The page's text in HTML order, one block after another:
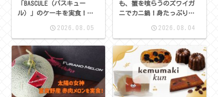
「BASCULE（バスキュー
ル）」のケーキを実食！人
2026.08.05
も、蟹を喰らうのズワイガ
ニでカニ鍋！身たっぷりで
2026.08.04